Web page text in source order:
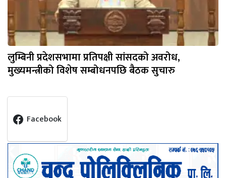
लुम्बिनी प्रदेशसभामा प्रतिपक्षी सांसदको अवरोध,
मुख्यमन्त्रीको विशेष सम्बोधनपछि बैठक सुचारु
Facebook